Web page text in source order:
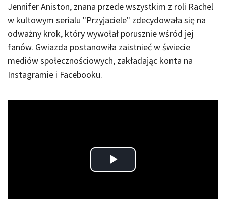
Jennifer Aniston, znana przede wszystkim z roli Rachel
w kultowym serialu "Przyjaciele" zdecydowała się na
odważny krok, który wywołał porusznie wśród jej
fanów. Gwiazda postanowiła zaistnieć w świecie
mediów społecznościowych, zakładając konta na
Instagramie i Facebooku.
Play